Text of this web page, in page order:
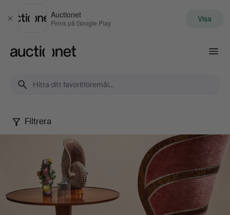
Stäng
Auctionet
Finns på Google Play Visa
Stockholms
Auktionsverk
Malmö
Filtrera